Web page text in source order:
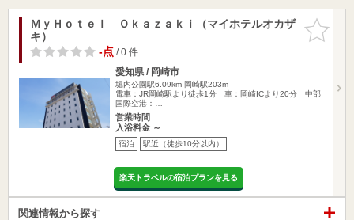
お気に入
りに追加
ＭｙＨｏｔｅｌ Ｏｋａｚａｋｉ（マイホテルオカザ
キ）
-点/ 0 件
愛知県 / 岡崎市
堀内公園駅6.09km 岡崎駅203m
電車：JR岡崎駅より徒歩1分 車：岡崎ICより20分 中部
国際空港：…
営業時間
入浴料金 ～
宿泊 駅近（徒歩10分以内）
楽天トラベルの宿泊プランを見る
関連情報から探す